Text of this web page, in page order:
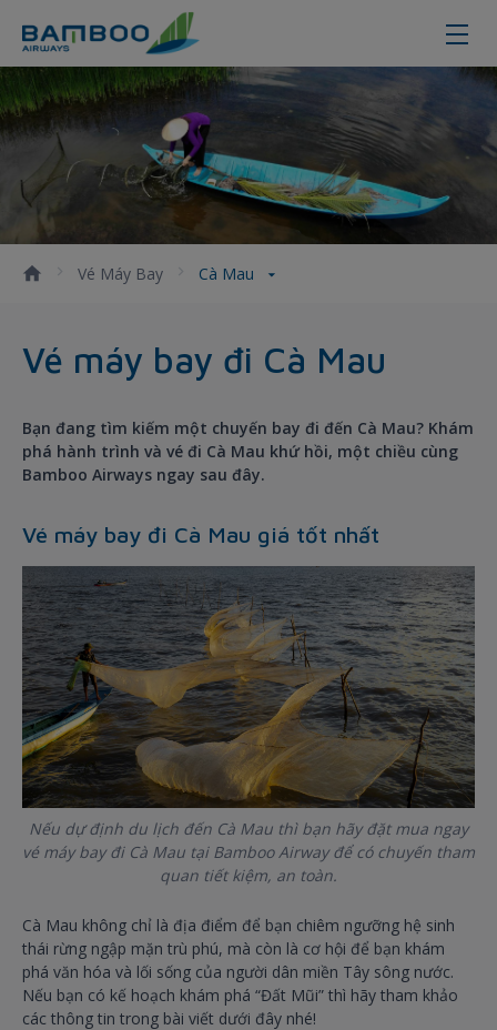
Cà Mau
Vé Máy Bay Cà Mau
Vé máy bay đi Cà Mau
Bạn đang tìm kiếm một chuyến bay đi đến Cà Mau? Khám
phá hành trình và vé đi Cà Mau khứ hồi, một chiều cùng
Bamboo Airways ngay sau đây.
Vé máy bay đi Cà Mau giá tốt nhất
Nếu dự định du lịch đến Cà Mau thì bạn hãy đặt mua ngay
vé máy bay đi Cà Mau tại Bamboo Airway để có chuyến tham
quan tiết kiệm, an toàn.
Cà Mau không chỉ là địa điểm để bạn chiêm ngưỡng hệ sinh
thái rừng ngập mặn trù phú, mà còn là cơ hội để bạn khám
phá văn hóa và lối sống của người dân miền Tây sông nước.
Nếu bạn có kế hoạch khám phá “Đất Mũi” thì hãy tham khảo
các thông tin trong bài viết dưới đây nhé!